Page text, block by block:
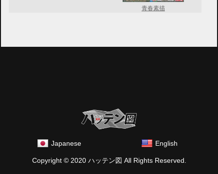
青春素描
Japanese English
Copyright © 2020 ハッテン図 All Rights Reserved.